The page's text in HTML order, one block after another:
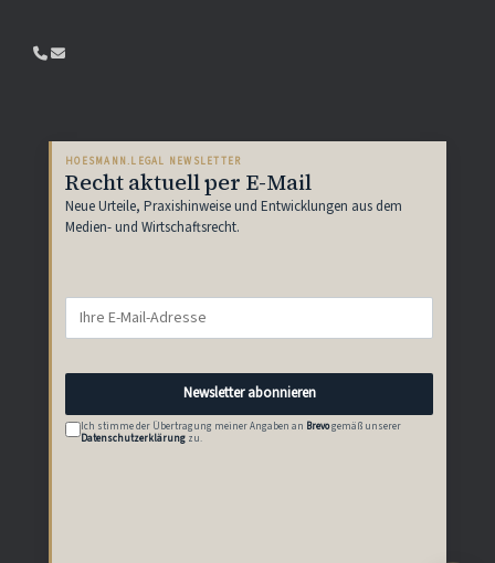
HOESMANN.LEGAL NEWSLETTER
Recht aktuell per E-Mail
Neue Urteile, Praxishinweise und Entwicklungen aus dem
Medien- und Wirtschaftsrecht.
Newsletter abonnieren
Ich stimme der Übertragung meiner Angaben an Brevogemäß unserer
Datenschutzerklärung zu.